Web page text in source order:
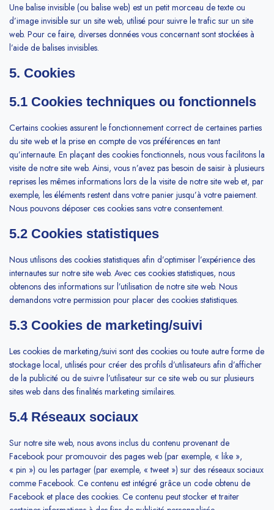
Une balise invisible (ou balise web) est un petit morceau de texte ou
d’image invisible sur un site web, utilisé pour suivre le trafic sur un site
web. Pour ce faire, diverses données vous concernant sont stockées à
l’aide de balises invisibles.
5. Cookies
5.1 Cookies techniques ou fonctionnels
Certains cookies assurent le fonctionnement correct de certaines parties
du site web et la prise en compte de vos préférences en tant
qu’internaute. En plaçant des cookies fonctionnels, nous vous facilitons la
visite de notre site web. Ainsi, vous n’avez pas besoin de saisir à plusieurs
reprises les mêmes informations lors de la visite de notre site web et, par
exemple, les éléments restent dans votre panier jusqu’à votre paiement.
Nous pouvons déposer ces cookies sans votre consentement.
5.2 Cookies statistiques
Nous utilisons des cookies statistiques afin d’optimiser l’expérience des
internautes sur notre site web. Avec ces cookies statistiques, nous
obtenons des informations sur l’utilisation de notre site web. Nous
demandons votre permission pour placer des cookies statistiques.
5.3 Cookies de marketing/suivi
Les cookies de marketing/suivi sont des cookies ou toute autre forme de
stockage local, utilisés pour créer des profils d’utilisateurs afin d’afficher
de la publicité ou de suivre l’utilisateur sur ce site web ou sur plusieurs
sites web dans des finalités marketing similaires.
5.4 Réseaux sociaux
Sur notre site web, nous avons inclus du contenu provenant de
Facebook pour promouvoir des pages web (par exemple, « like »,
« pin ») ou les partager (par exemple, « tweet ») sur des réseaux sociaux
comme Facebook. Ce contenu est intégré grâce un code obtenu de
Facebook et place des cookies. Ce contenu peut stocker et traiter